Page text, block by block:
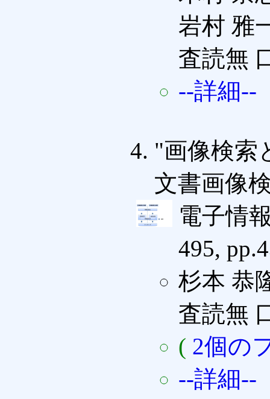
岩村 雅
査読無
--詳細--
"画像検索
文書画像
電子情
495,
杉本 恭
査読無
( 2個の
--詳細--